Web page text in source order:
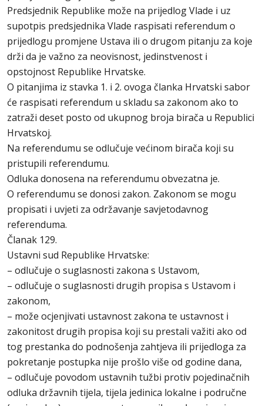
Predsjednik Republike može na prijedlog Vlade i uz
supotpis predsjednika Vlade raspisati referendum o
prijedlogu promjene Ustava ili o drugom pitanju za koje
drži da je važno za neovisnost, jedinstvenost i
opstojnost Republike Hrvatske.
O pitanjima iz stavka 1. i 2. ovoga članka Hrvatski sabor
će raspisati referendum u skladu sa zakonom ako to
zatraži deset posto od ukupnog broja birača u Republici
Hrvatskoj.
Na referendumu se odlučuje većinom birača koji su
pristupili referendumu.
Odluka donosena na referendumu obvezatna je.
O referendumu se donosi zakon. Zakonom se mogu
propisati i uvjeti za održavanje savjetodavnog
referenduma.
Članak 129.
Ustavni sud Republike Hrvatske:
– odlučuje o suglasnosti zakona s Ustavom,
– odlučuje o suglasnosti drugih propisa s Ustavom i
zakonom,
– može ocjenjivati ustavnost zakona te ustavnost i
zakonitost drugih propisa koji su prestali važiti ako od
tog prestanka do podnošenja zahtjeva ili prijedloga za
pokretanje postupka nije prošlo više od godine dana,
– odlučuje povodom ustavnih tužbi protiv pojedinačnih
odluka državnih tijela, tijela jedinica lokalne i područne